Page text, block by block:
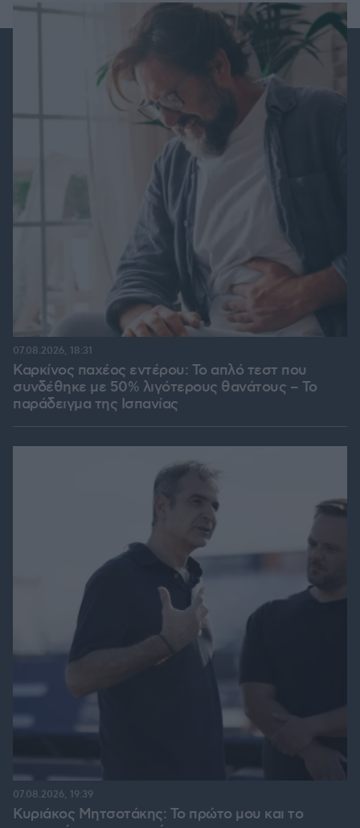
Καρκίνος παχέος εντέρου: Το απλό τεστ που
συνδέθηκε με 50% λιγότερους θανάτους – Το
παράδειγμα της Ισπανίας
07.08.2026, 18:31
Κυριάκος Μητσοτάκης: Το πρώτο μου και το
07.08.2026, 19:39